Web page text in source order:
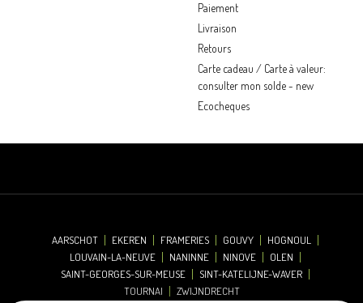
Paiement
Livraison
Retours
Carte cadeau / Carte à valeur:
consulter mon solde - new
Ecocheques
AARSCHOT EKEREN FRAMERIES GOUVY
HOGNOUL
LOUVAIN-LA-NEUVE
NANINNE NINOVE
OLEN
SAINT-GEORGES-SUR-MEUSE
SINT-KATELIJNE-WAVER
TOURNAI
ZWIJNDRECHT